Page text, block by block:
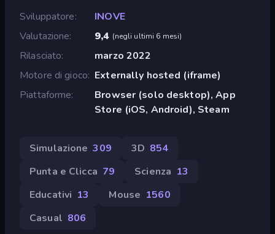
Sviluppatore
INOVE
Valutazione
9,4 (negli ultimi 6 mesi)
Rilasciato
marzo 2022
Motore di gioco Externally hosted (iframe)
Piattaforme
Browser (solo desktop), App
Store (iOS, Android), Steam
Simulazione 309 3D 854
Punta e Clicca 79 Scienza 13
Educativi 13 Mouse 1560
Casual 806